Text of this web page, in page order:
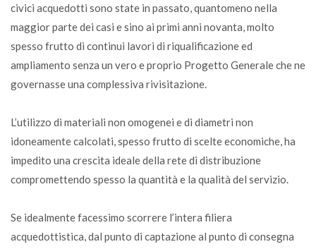
civici acquedotti sono state in passato, quantomeno nella
maggior parte dei casi e sino ai primi anni novanta, molto
spesso frutto di continui lavori di riqualificazione ed
ampliamento senza un vero e proprio Progetto Generale che ne
governasse una complessiva rivisitazione.
L’utilizzo di materiali non omogenei e di diametri non
idoneamente calcolati, spesso frutto di scelte economiche, ha
impedito una crescita ideale della rete di distribuzione
compromettendo spesso la quantità e la qualità del servizio.
Se idealmente facessimo scorrere l’intera filiera
acquedottistica, dal punto di captazione al punto di consegna